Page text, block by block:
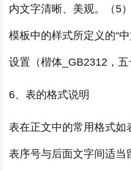
内文字清晰、美观。（5
模板中的样式所定义的“
设置（楷体_GB2312，五
6、表的格式说明
表在正文中的常用格式如
表序号与后面文字间适当